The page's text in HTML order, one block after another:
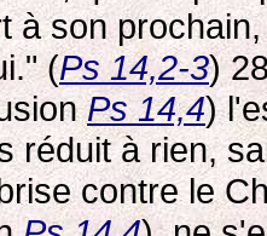
à son
(Ps 14,2-3)
Ps 14,4)
réduit à rien,
contre le